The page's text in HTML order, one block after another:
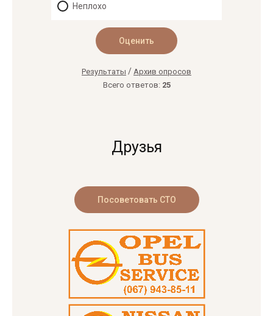
Неплохо
Результаты / Архив опросов
Всего ответов: 25
Друзья